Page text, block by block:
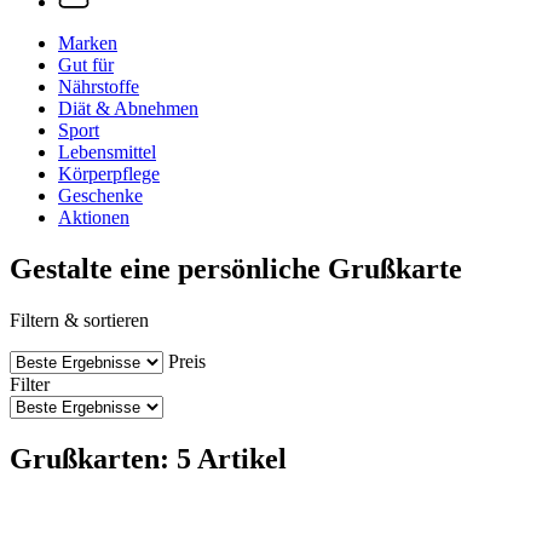
Marken
Gut für
Nährstoffe
Diät & Abnehmen
Sport
Lebensmittel
Körperpflege
Geschenke
Aktionen
Gestalte eine persönliche Grußkarte
Filtern & sortieren
Preis
Filter
Grußkarten: 5 Artikel